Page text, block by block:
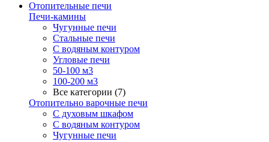
Отопительные печи
Печи-камины
Чугунные печи
Стальные печи
С водяным контуром
Угловые печи
50-100 м3
100-200 м3
Все категории (7)
Отопительно варочные печи
С духовым шкафом
С водяным контуром
Чугунные печи